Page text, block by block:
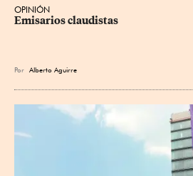
OPINIÓN
Emisarios claudistas
Por Alberto Aguirre